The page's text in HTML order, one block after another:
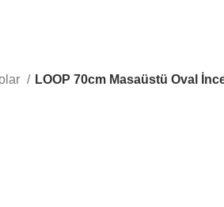
LOOP 70cm Masaüstü Oval